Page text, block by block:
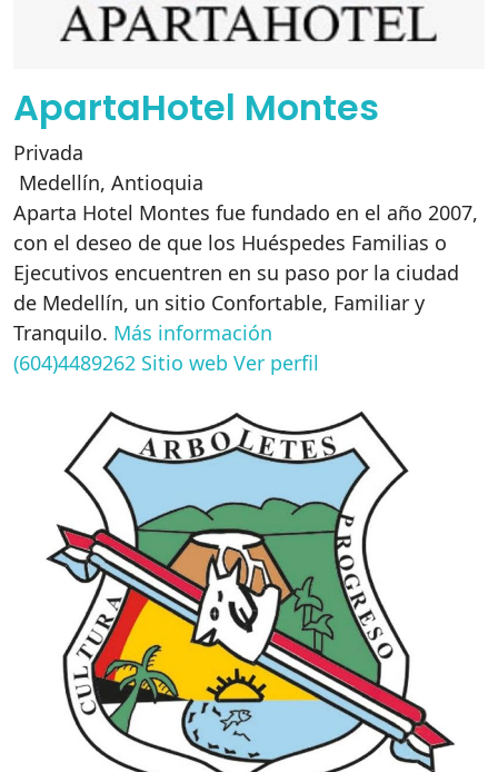
ApartaHotel Montes
Privada
Medellín, Antioquia
Aparta Hotel Montes fue fundado en el año 2007,
con el deseo de que los Huéspedes Familias o
Ejecutivos encuentren en su paso por la ciudad
de Medellín, un sitio Confortable, Familiar y
Tranquilo. Más información
(604)4489262 Sitio web Ver perfil